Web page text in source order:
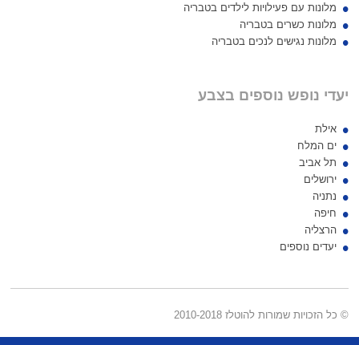
מלונות עם פעילויות לילדים בטבריה
מלונות כשרים בטבריה
מלונות נגישים לנכים בטבריה
יעדי נופש נוספים בצבע
אילת
ים המלח
תל אביב
ירושלים
נתניה
חיפה
הרצליה
יעדים נוספים
© כל הזכויות שמורות להוטלז 2010-2018